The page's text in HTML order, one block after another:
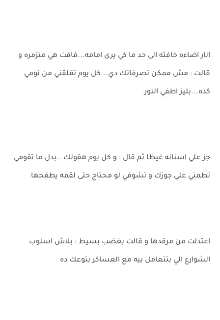
انار اضاءه خافته الى حد ما كي يرى امامه...فاقت هي متزمره و
قالت : مش ممكن تصرفاتك دي...كل يوم تقلقني من نومي
كده...بليز اطفي النور
جز علي اسنانه غيظا ثم قال : و كل يوم هقولك ..بدل ما تقومي
تطمني علي جوزك و تشوفي لو محتاج حتى لقمه يطفحها
اعتدلت من مرقدها و قالت بغضب بسيط : بلاش اسلوب
الشوارع الي بتتعامل بيه مع العساكر بتوعك ده